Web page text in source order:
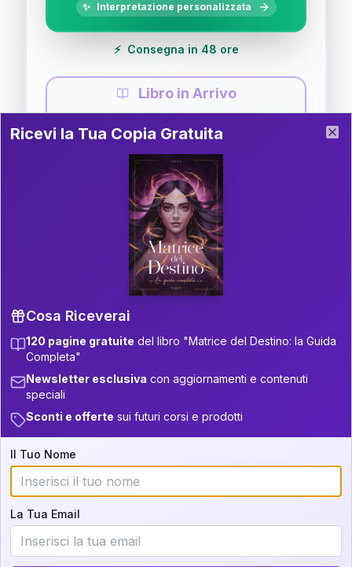
✨ Interpretazione personalizzata
⚡ Consegna in 48 ore
Libro in Arrivo
Guida completa di Coppia
Il libro è in fase di scrittura. Iscriviti alla newsletter
per ricevere aggiornamenti!
P.S. Interpretazione parziale
gratuita
Scorri più in basso per vedere
un'interpretazione parziale gratuita della tua
Iscriviti alla newsletter per ricevere
aggiornamenti quando sarà disponibile.
Cosa scoprirete nella vostra
interpretazione:
💕 Come rafforzare la vostra unione
Ricevi la Tua Copia Gratuita del Libro
Ricevi la Tua Copia Gratuita
Cosa Riceverai
120 pagine gratuite del libro "Matrice del Destino: la Guida
Completa"
Newsletter esclusiva con aggiornamenti e contenuti
speciali
Sconti e offerte sui futuri corsi e prodotti
Il Tuo Nome
La Tua Email